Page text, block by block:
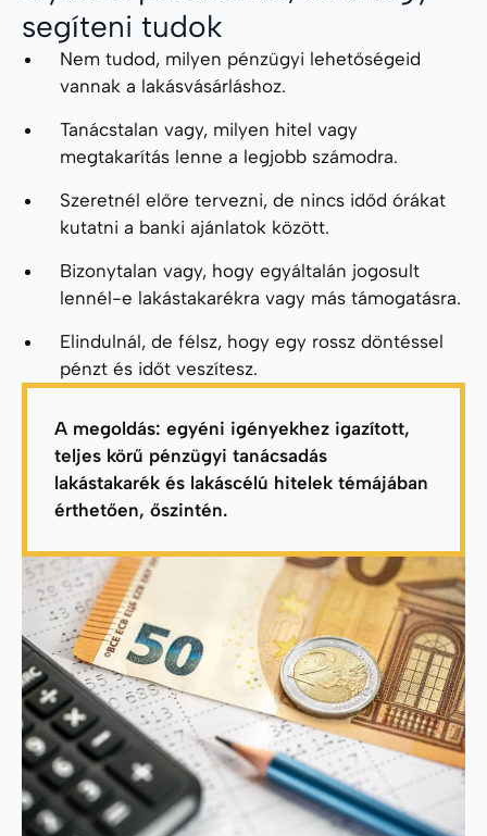
segíteni tudok
Nem tudod, milyen pénzügyi lehetőségeid
vannak a lakásvásárláshoz.
Tanácstalan vagy, milyen hitel vagy
megtakarítás lenne a legjobb számodra.
Szeretnél előre tervezni, de nincs időd órákat
kutatni a banki ajánlatok között.
Bizonytalan vagy, hogy egyáltalán jogosult
lennél-e lakástakarékra vagy más támogatásra.
Elindulnál, de félsz, hogy egy rossz döntéssel
pénzt és időt veszítesz.
A megoldás: egyéni igényekhez igazított,
teljes körű pénzügyi tanácsadás
lakástakarék és lakáscélú hitelek témájában
érthetően, őszintén.